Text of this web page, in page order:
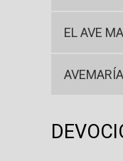
EL AVE
AVEMARÍA